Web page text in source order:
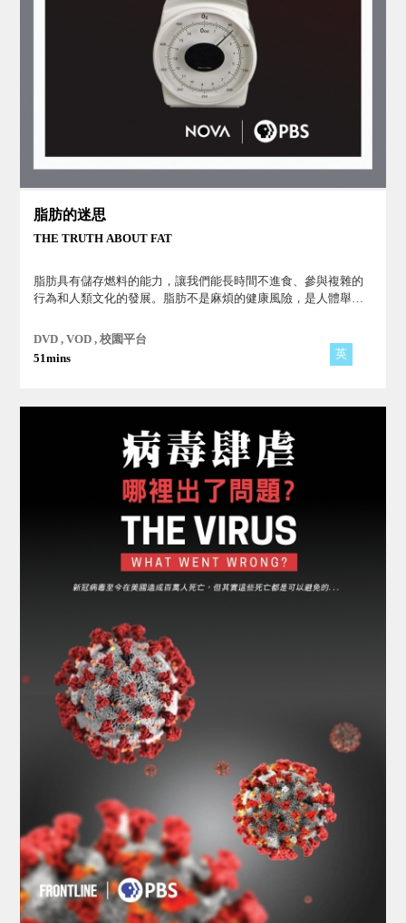
脂肪的迷思
THE TRUTH ABOUT FAT
脂肪具有儲存燃料的能力，讓我們能長時間不進食、參與複雜的
行為和人類文化的發展。脂肪不是麻煩的健康風險，是人體舉足
DVD , VOD , 校園平台
51mins
英